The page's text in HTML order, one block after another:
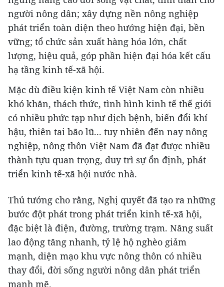
người nông dân; xây dựng nền nông nghiệp
phát triển toàn diện theo hướng hiện đại, bền
vững; tổ chức sản xuất hàng hóa lớn, chất
lượng, hiệu quả, góp phần hiện đại hóa kết cấu
hạ tầng kinh tế-xã hội.
Mặc dù điều kiện kinh tế Việt Nam còn nhiều
khó khăn, thách thức, tình hình kinh tế thế giới
có nhiều phức tạp như dịch bệnh, biến đổi khí
hậu, thiên tai bão lũ... tuy nhiên đến nay nông
nghiệp, nông thôn Việt Nam đã đạt được nhiều
thành tựu quan trọng, duy trì sự ổn định, phát
triển kinh tế-xã hội nước nhà.
Thủ tướng cho rằng, Nghị quyết đã tạo ra những
bước đột phát trong phát triển kinh tế-xã hội,
đặc biệt là điện, đường, trường trạm. Năng suất
lao động tăng nhanh, tỷ lệ hộ nghèo giảm
mạnh, diện mạo khu vực nông thôn có nhiều
thay đổi, đời sống người nông dân phát triển
mạnh mẽ.